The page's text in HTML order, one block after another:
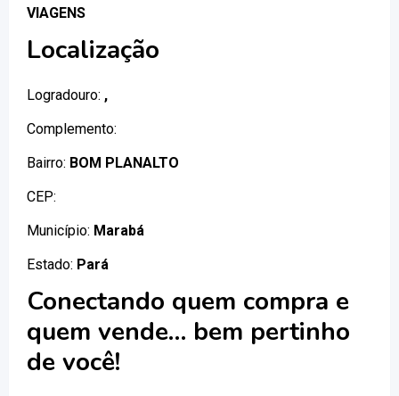
VIAGENS
Localização
Logradouro: ,
Complemento:
Bairro: BOM PLANALTO
CEP:
Município: Marabá
Estado: Pará
Conectando quem compra e
quem vende… bem pertinho
de você!